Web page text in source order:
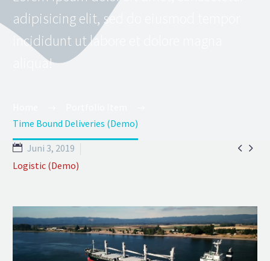
adipisicing elit, sed do eiusmod tempor
incididunt ut labore et dolore magna
aliqua!
Time Bound Deliveries (Demo)
 
Juni 3, 2019
Logistic (Demo)